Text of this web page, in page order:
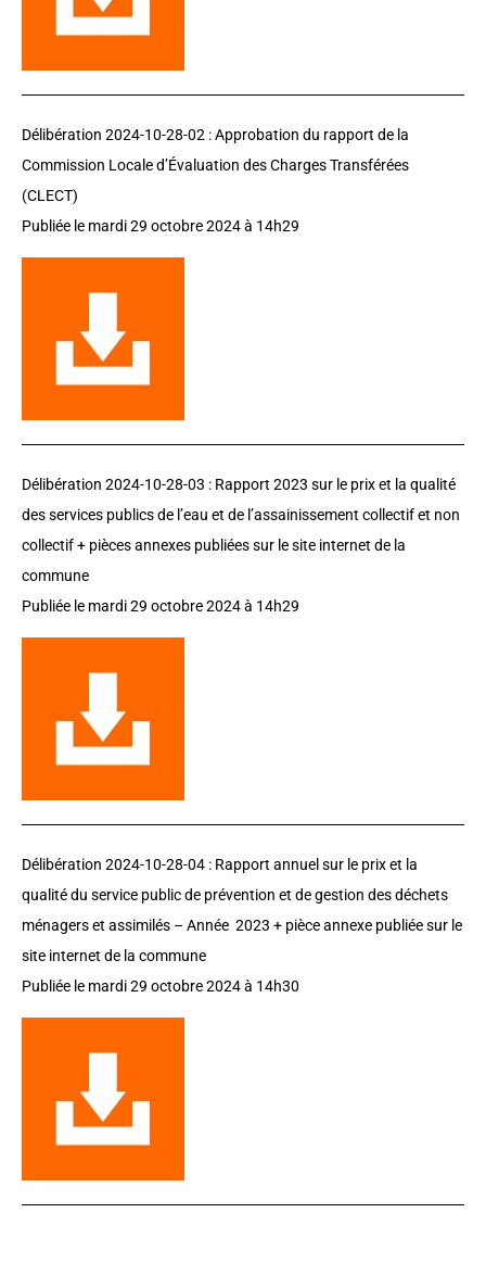
Délibération 2024-10-28-02 :Approbation du rapport de la
Commission Locale d’Évaluation des Charges Transférées
(CLECT)
Publiée le mardi 29 octobre 2024 à 14h29
Délibération 2024-10-28-03 : Rapport 2023 sur le prix et la qualité
des services publics de l’eau et de l’assainissement collectif et non
collectif + pièces annexes publiées sur le site internet de la
commune
Publiée le mardi 29 octobre 2024 à 14h29
Délibération 2024-10-28-04 : Rapport annuel sur le prix et la
qualité du service public de prévention et de gestion des déchets
ménagers et assimilés – Année 2023 + pièce annexe publiée sur le
site internet de la commune
Publiée le mardi 29 octobre 2024 à 14h30